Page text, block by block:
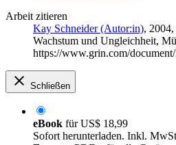
Arbeit zitieren
Kay Schneider (Autor:in),
Wachstum und Ungleichheit,
https://www.grin.com/document/
Schließen
eBook fürUS$ 18,99
Sofort herunterladen. Inkl.